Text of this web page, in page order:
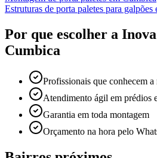
Estruturas de porta paletes para galpões
Por que escolher a
Cumbica
Profissionais que conhecem a
Atendimento ágil em prédios
Garantia em toda montagem
Orçamento na hora pelo